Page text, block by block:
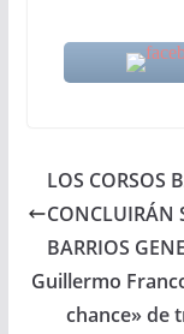
LOS CORSOS
CONCLUIRÁN
BARRIOS
Guillermo
chance» de